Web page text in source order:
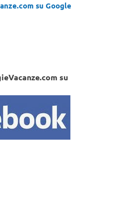
su Google
su